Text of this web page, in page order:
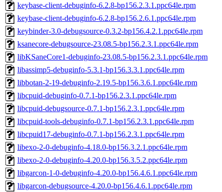
keybase-client-debuginfo-6.2.8-bp156.2.3.1.ppc64le.rpm
keybase-client-debuginfo-6.2.8-bp156.2.6.1.ppc64le.rpm
keybinder-3.0-debugsource-0.3.2-bp156.4.2.1.ppc64le.rpm
ksanecore-debugsource-23.08.5-bp156.2.3.1.ppc64le.rpm
libKSaneCore1-debuginfo-23.08.5-bp156.2.3.1.ppc64le.rpm
libassimp5-debuginfo-5.3.1-bp156.3.3.1.ppc64le.rpm
libbotan-2-19-debuginfo-2.19.5-bp156.3.6.1.ppc64le.rpm
libcpuid-debuginfo-0.7.1-bp156.2.3.1.ppc64le.rpm
libcpuid-debugsource-0.7.1-bp156.2.3.1.ppc64le.rpm
libcpuid-tools-debuginfo-0.7.1-bp156.2.3.1.ppc64le.rpm
libcpuid17-debuginfo-0.7.1-bp156.2.3.1.ppc64le.rpm
libexo-2-0-debuginfo-4.18.0-bp156.3.2.1.ppc64le.rpm
libexo-2-0-debuginfo-4.20.0-bp156.3.5.2.ppc64le.rpm
libgarcon-1-0-debuginfo-4.20.0-bp156.4.6.1.ppc64le.rpm
libgarcon-debugsource-4.20.0-bp156.4.6.1.ppc64le.rpm